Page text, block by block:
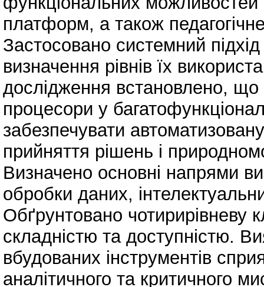
платформ, а також
Застосовано системний
визначення рівнів їх
дослідження встановлено, що
процесори у
забезпечувати
прийняття рішень і
Визначено основні напрями
обробки даних,
Обґрунтовано чотирирівневу
складністю та доступністю.
вбудованих інструментів
аналітичного та критичного